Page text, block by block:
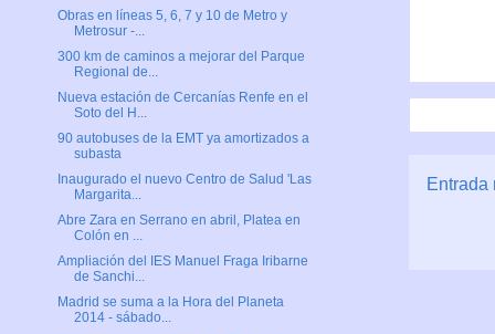
Entrada
Obras en líneas 5, 6, 7 y 10 de Metro y
Metrosur -...
300 km de caminos a mejorar del Parque
Regional de...
Nueva estación de Cercanías Renfe en el
Soto del H...
90 autobuses de la EMT ya amortizados a
subasta
Inaugurado el nuevo Centro de Salud 'Las
Margarita...
Abre Zara en Serrano en abril, Platea en
Colón en ...
Ampliación del IES Manuel Fraga Iribarne
de Sanchi...
Madrid se suma a la Hora del Planeta
2014 - sábado...